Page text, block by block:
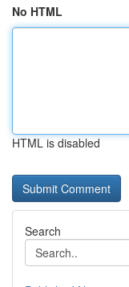
No HTML
HTML is disabled
Search